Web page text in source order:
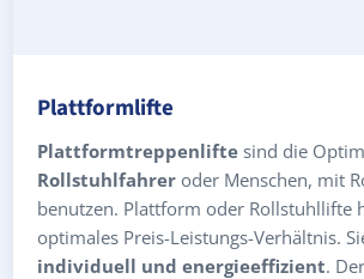
Plattformlifte
Plattformtreppenlifte sind die
Rollstuhlfahrer oder Menschen, mit
benutzen. Plattform oder Rollstuhllifte
optimales Preis-Leistungs-Verhältnis.
individuell und energieeffizient.